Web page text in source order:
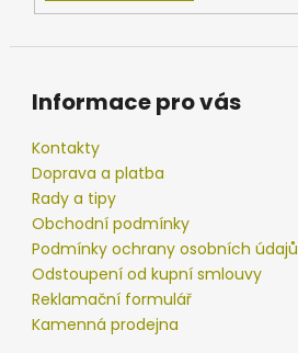
Informace pro vás
Kontakty
Doprava a platba
Rady a tipy
Obchodní podmínky
Podmínky ochrany osobních údajů
Odstoupení od kupní smlouvy
Reklamační formulář
Kamenná prodejna